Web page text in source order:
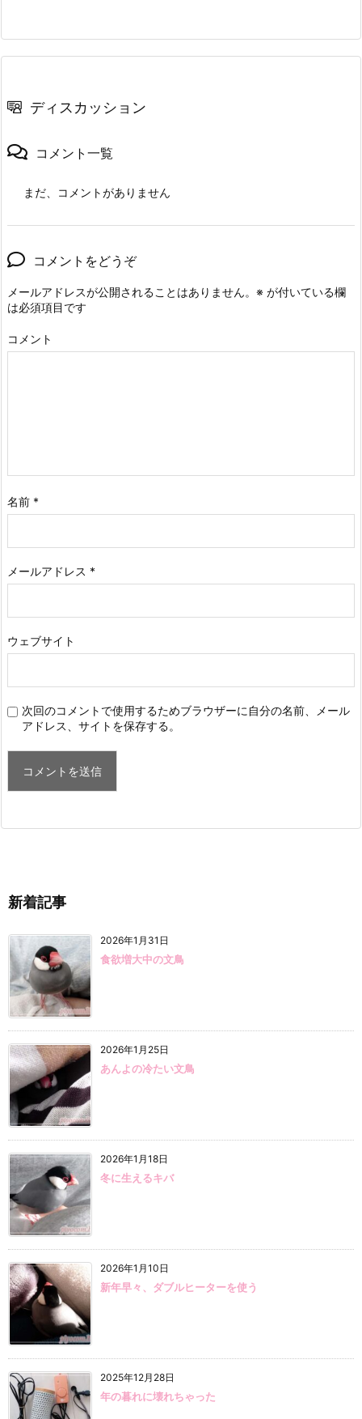
ディスカッション
コメント一覧
まだ、コメントがありません
コメントをどうぞ
メールアドレスが公開されることはありません。 ※ が付いている欄
は必須項目です
コメント
名前 *
メールアドレス *
ウェブサイト
次回のコメントで使用するためブラウザーに自分の名前、メール
アドレス、サイトを保存する。
新着記事
2026年1月31日
食欲増大中の文鳥
2026年1月25日
あんよの冷たい文鳥
2026年1月18日
冬に生えるキバ
2026年1月10日
新年早々、ダブルヒーターを使う
2025年12月28日
年の暮れに壊れちゃった